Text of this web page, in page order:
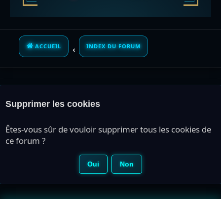
ACCUEIL INDEX DU FORUM
Supprimer les cookies
Êtes-vous sûr de vouloir supprimer tous les cookies de
ce forum ?